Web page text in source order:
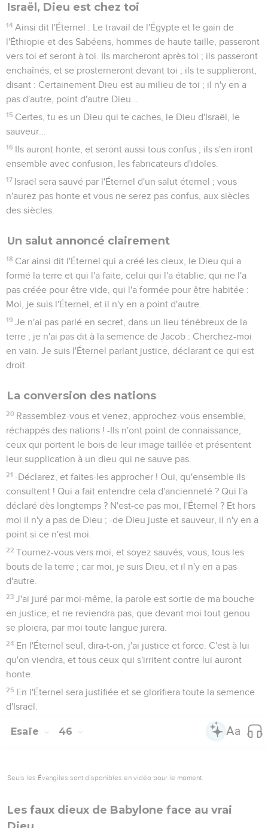
Israël, Dieu est chez toi
14 Ainsi dit l'Éternel : Le travail de l'Égypte et le gain de
l'Éthiopie et des Sabéens, hommes de haute taille, passeront
vers toi et seront à toi. Ils marcheront après toi ; ils passeront
enchaînés, et se prosterneront devant toi ; ils te supplieront,
disant : Certainement Dieu est au milieu de toi ; il n'y en a
pas d'autre, point d'autre Dieu...
15 Certes, tu es un Dieu qui te caches, le Dieu d'Israël, le
sauveur...
16 Ils auront honte, et seront aussi tous confus ; ils s'en iront
ensemble avec confusion, les fabricateurs d'idoles.
17 Israël sera sauvé par l'Éternel d'un salut éternel ; vous
n'aurez pas honte et vous ne serez pas confus, aux siècles
des siècles.
Un salut annoncé clairement
18 Car ainsi dit l'Éternel qui a créé les cieux, le Dieu qui a
formé la terre et qui l'a faite, celui qui l'a établie, qui ne l'a
pas créée pour être vide, qui l'a formée pour être habitée :
Moi, je suis l'Éternel, et il n'y en a point d'autre.
19 Je n'ai pas parlé en secret, dans un lieu ténébreux de la
terre ; je n'ai pas dit à la semence de Jacob : Cherchez-moi
en vain. Je suis l'Éternel parlant justice, déclarant ce qui est
droit.
La conversion des nations
20 Rassemblez-vous et venez, approchez-vous ensemble,
réchappés des nations ! -Ils n'ont point de connaissance,
ceux qui portent le bois de leur image taillée et présentent
leur supplication à un dieu qui ne sauve pas.
21 -Déclarez, et faites-les approcher ! Oui, qu'ensemble ils
consultent ! Qui a fait entendre cela d'ancienneté ? Qui l'a
déclaré dès longtemps ? N'est-ce pas moi, l'Éternel ? Et hors
moi il n'y a pas de Dieu ; -de Dieu juste et sauveur, il n'y en a
point si ce n'est moi.
22 Tournez-vous vers moi, et soyez sauvés, vous, tous les
bouts de la terre ; car moi, je suis Dieu, et il n'y en a pas
d'autre.
23 J'ai juré par moi-même, la parole est sortie de ma bouche
en justice, et ne reviendra pas, que devant moi tout genou
se ploiera, par moi toute langue jurera.
24 En l'Éternel seul, dira-t-on, j'ai justice et force. C'est à lui
qu'on viendra, et tous ceux qui s'irritent contre lui auront
honte.
25 En l'Éternel sera justifiée et se glorifiera toute la semence
d'Israël.
Esaïe 46
Seuls les Évangiles sont disponibles en vidéo pour le moment.
Les faux dieux de Babylone face au vrai